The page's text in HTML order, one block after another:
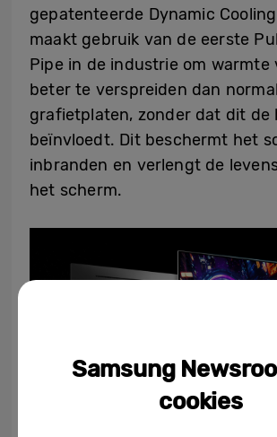
gepatenteerde Dynamic
maakt gebruik van de eerste
Pipe in de industrie om warmte
beter te verspreiden dan
grafietplaten, zonder dat dit de
beïnvloedt. Dit beschermt het
inbranden en verlengt de
het scherm.
Samsung
cookies